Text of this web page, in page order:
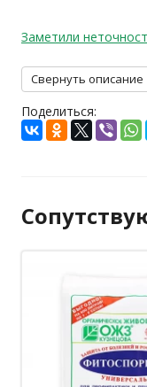
Заметили
Свернуть описание
Поделиться: